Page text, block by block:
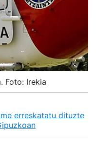
Foto: Irekia
erreskatatu dituzte